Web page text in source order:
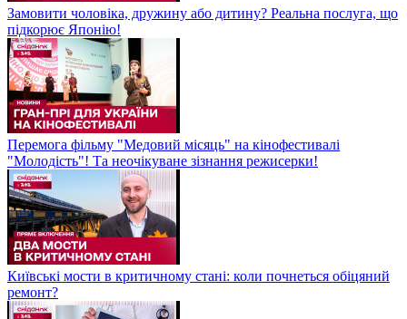
Замовити чоловіка, дружину або дитину? Реальна послуга, що
підкорює Японію!
Перемога фільму "Медовий місяць" на кінофестивалі
"Молодість"! Та неочікуване зізнання режисерки!
Київські мости в критичному стані: коли почнеться обіцяний
ремонт?